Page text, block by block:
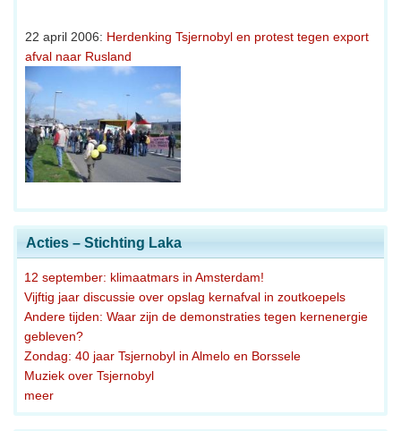
22 april 2006: Herdenking Tsjernobyl en protest tegen export
afval naar Rusland
Acties – Stichting Laka
12 september: klimaatmars in Amsterdam!
Vijftig jaar discussie over opslag kernafval in zoutkoepels
Andere tijden: Waar zijn de demonstraties tegen kernenergie
gebleven?
Zondag: 40 jaar Tsjernobyl in Almelo en Borssele
Muziek over Tsjernobyl
meer